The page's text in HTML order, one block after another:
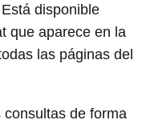
disponible
que aparece en la
las páginas del
de forma